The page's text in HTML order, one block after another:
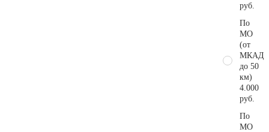
руб.
По
МО
(от
МКАД
до 50
км)
4.000
руб.
По
МО